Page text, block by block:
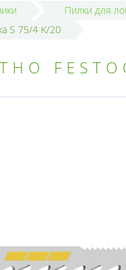
Пилки для
S 75/4 K/20